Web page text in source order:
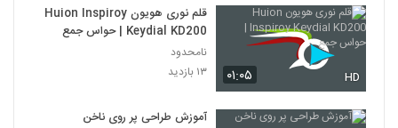
۰۱:۰۵ HD
قلم نوری هویون Huion Inspiroy
Keydial KD200 | حواس جمع
نامحدود
۱۳ بازدید
آموزش طراحی پر روی ناخن